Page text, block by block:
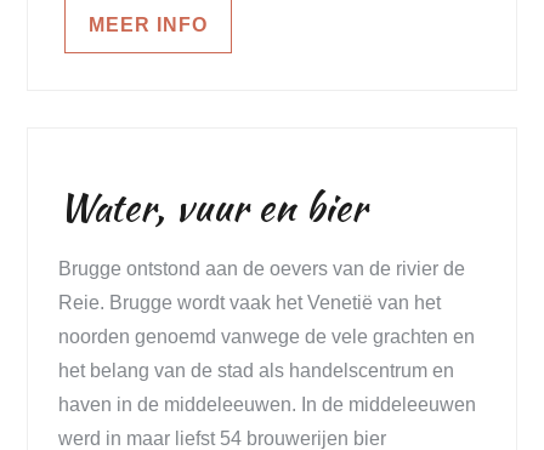
MEER INFO
Water, vuur en bier
Brugge ontstond aan de oevers van de rivier de
Reie. Brugge wordt vaak het Venetië van het
noorden genoemd vanwege de vele grachten en
het belang van de stad als handelscentrum en
haven in de middeleeuwen. In de middeleeuwen
werd in maar liefst 54 brouwerijen bier